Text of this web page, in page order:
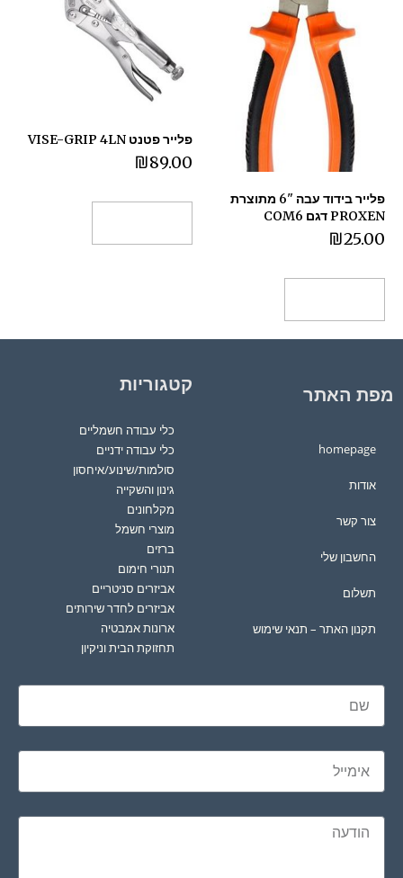
פלייר בידוד עבה "6 מתוצרת
PROXEN דגם COM6
₪25.00
פלייר פטנט VISE-GRIP 4LN
₪89.00
מפת האתר
homepage
אודות
צור קשר
החשבון שלי
תשלום
תקנון האתר – תנאי שימוש
קטגוריות
כלי עבודה חשמליים
כלי עבודה ידניים
סולמות/שינוע/איחסון
גינון והשקייה
מקלחונים
מוצרי חשמל
ברזים
תנורי חימום
אביזרים סניטריים
אביזרים לחדר שירותים
ארונות אמבטיה
תחזוקת הבית וניקיון